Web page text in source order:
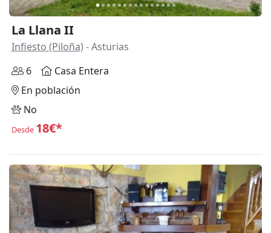
La Llana II
Infiesto (Piloña) - Asturias
6
Casa Entera
En población
No
Desde 18€*